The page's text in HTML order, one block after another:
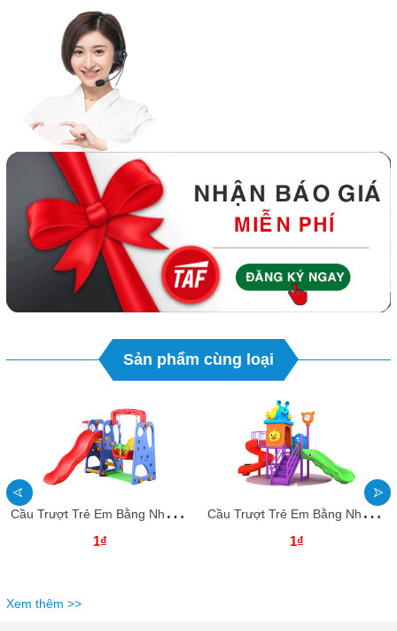
Sản phẩm cùng loại
C
ầu Trượt Trẻ Em Bằng Nhựa CTMNKB22 – Thiết Bị Vui Chơi Mầm Non An Toàn, Sáng Tạo
1₫
C
ầu Trượt Trẻ Em Bằng Nhựa CTMNKB21 – Thiết Bị Vui Chơi Mầm Non An Toàn, Sáng Tạo
1₫
Xem thêm >>